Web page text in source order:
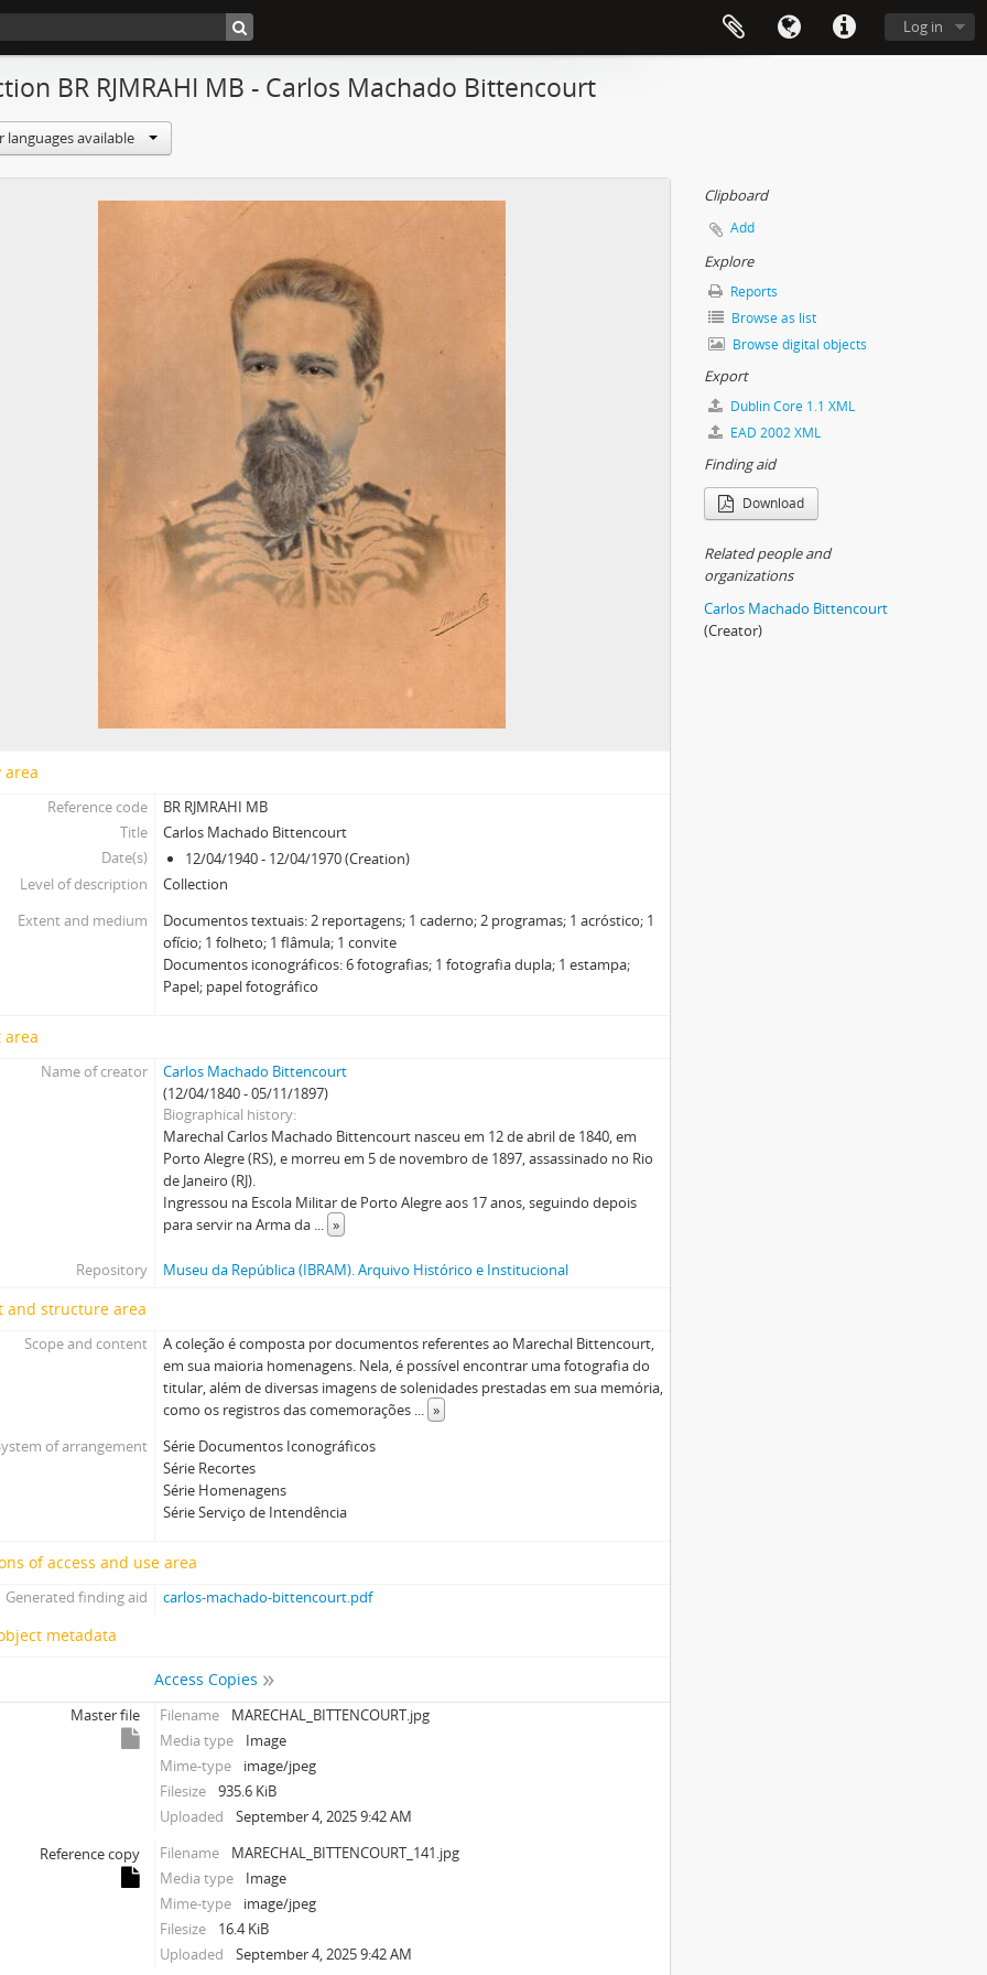
Log in
BR RJMRAHI MB - Carlos Machado Bittencourt
languages available
area
Reference code
BR RJMRAHI MB
Title
Carlos Machado Bittencourt
Date(s)
12/04/1940 - 12/04/1970 (Creation)
Level of description
Collection
Extent and medium
Documentos textuais: 2 reportagens; 1 caderno; 2 programas; 1 acróstico; 1
ofício; 1 folheto; 1 flâmula; 1 convite
Documentos iconográficos: 6 fotografias; 1 fotografia dupla; 1 estampa;
Papel; papel fotográfico
area
Name of creator
Carlos Machado Bittencourt
(12/04/1840 - 05/11/1897)
Biographical history
Marechal Carlos Machado Bittencourt nasceu em 12 de abril de 1840, em
Porto Alegre (RS), e morreu em 5 de novembro de 1897, assassinado no Rio
de Janeiro (RJ).
Ingressou na Escola Militar de Porto Alegre aos 17 anos, seguindo depois
para servir na Arma da ... »
Repository Museu da República (IBRAM). Arquivo Histórico e Institucional
and structure area
Scope and content
A coleção é composta por documentos referentes ao Marechal Bittencourt,
em sua maioria homenagens. Nela, é possível encontrar uma fotografia do
titular, além de diversas imagens de solenidades prestadas em sua memória,
como os registros das comemorações ... »
of arrangement
Série Documentos Iconográficos
Série Recortes
Série Homenagens
Série Serviço de Intendência
of access and use area
Generated finding aid carlos-machado-bittencourt.pdf
metadata
Access Copies
Master file Filename
MARECHAL_BITTENCOURT.jpg
Media type
Image
Mime-type
image/jpeg
Filesize
935.6 KiB
Uploaded
September 4, 2025 9:42 AM
Reference copy
Filename
MARECHAL_BITTENCOURT_141.jpg
Media type
Image
Mime-type
image/jpeg
Filesize
16.4 KiB
Uploaded
September 4, 2025 9:42 AM
Clipboard
Add
Explore
Reports
Browse as list
Browse digital objects
Export
Dublin Core 1.1 XML
EAD 2002 XML
Finding aid
Download
Related people and
organizations
Carlos Machado Bittencourt
(Creator)